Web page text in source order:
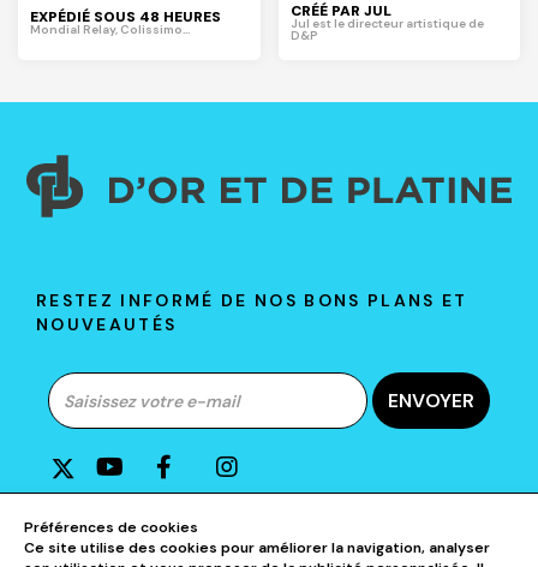
EXPÉDIÉ SOUS 48 HEURES
Mondial Relay, Colissimo...
CRÉÉ PAR JUL
Jul est le directeur artistique de
D&P
RESTEZ INFORMÉ DE NOS BONS PLANS ET
NOUVEAUTÉS
ENVOYER
A PROPOS DE D&P
Préférences de cookies
Ce site utilise des cookies pour améliorer la navigation, analyser